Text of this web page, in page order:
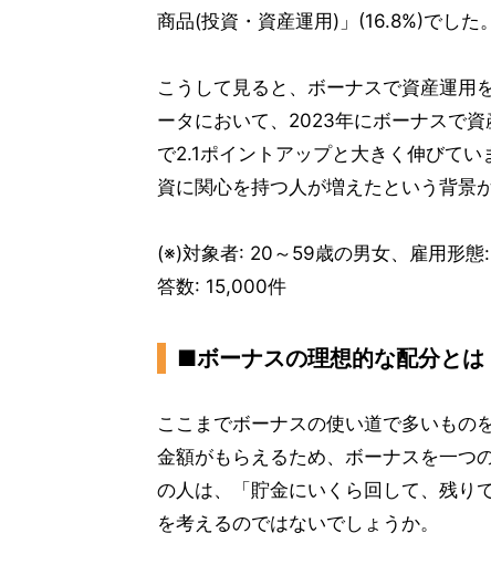
商品(投資・資産運用)」(16.8%)でした。
こうして見ると、ボーナスで資産運用
ータにおいて、2023年にボーナスで
で2.1ポイントアップと大きく伸びて
資に関心を持つ人が増えたという背景
(※)対象者: 20～59歳の男女、雇用形
答数: 15,000件
■ボーナスの理想的な配分とは
ここまでボーナスの使い道で多いもの
金額がもらえるため、ボーナスを一つ
の人は、「貯金にいくら回して、残
を考えるのではないでしょうか。